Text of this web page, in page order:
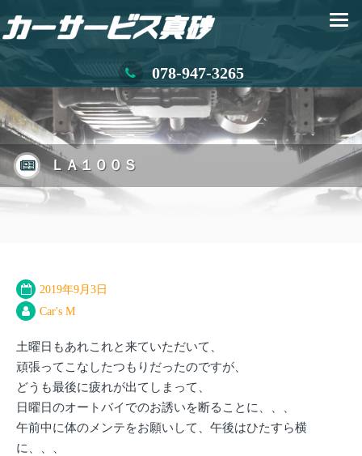
078-947-3265
ＬＡ１００Ｓ
2019年9月3日
Car's M
土曜日もあれこれと来ていただいて、
頑張ってこなしたつもりだったのですが、
どうも最後に疲れが出てしまって、
日曜日のオートバイでのお誘いを断ることに、、、
午前中に体のメンテをお願いして、午後はひたすら横
に、、、